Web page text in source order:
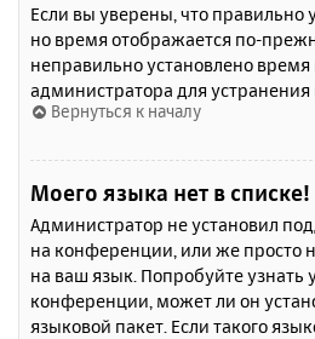
Если вы уверены, что правильно
но время отображается по-
неправильно установлено
администратора для
Вернуться к началу
Моего языка нет в списке!
Администратор не установил
на конференции, или же просто
на ваш язык. Попробуйте узнать
конференции, может ли он
языковой пакет. Если такого